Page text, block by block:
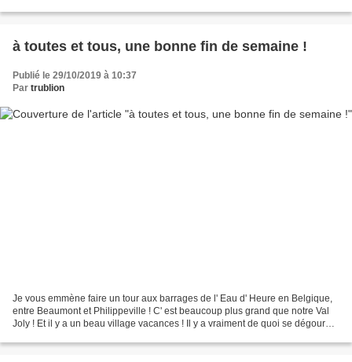
à toutes et tous, une bonne fin de semaine !
Publié le 29/10/2019 à 10:37
Par trublion
Je vous emmène faire un tour aux barrages de l' Eau d' Heure en Belgique,
entre Beaumont et Philippeville ! C' est beaucoup plus grand que notre Val
Joly ! Et il y a un beau village vacances ! Il y a vraiment de quoi se dégourdir